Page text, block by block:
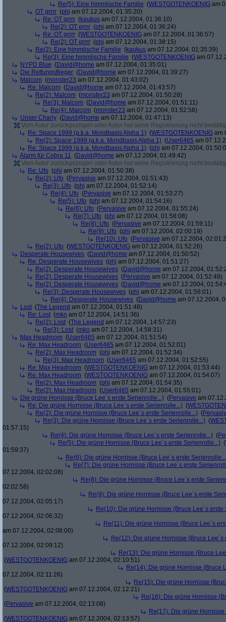
Re(5): Eine himmlische Familie (WESTGOTENKOENIG am
OT grrrr (phj am 07.12.2004, 01:35:20)
Re: OT grrrr (kaukus am 07.12.2004, 01:36:10)
Re(2): OT grrrr (phj am 07.12.2004, 01:36:24)
Re: OT grrrr (WESTGOTENKOENIG am 07.12.2004, 01:36:57)
Re(2): OT grrrr (phj am 07.12.2004, 01:38:15)
Re(2): Eine himmlische Familie (kaukus am 07.12.2004, 01:35:39)
Re(3): Eine himmlische Familie (WESTGOTENKOENIG am
NYPD Blue (David@home am 07.12.2004, 01:35:01)
Die Rettungsflieger (David@home am 07.12.2004, 01:39:27)
Malcom (monster23 am 07.12.2004, 01:43:02)
Re: Malcom (David@home am 07.12.2004, 01:43:57)
Re(2): Malcom (monster23 am 07.12.2004, 01:50:28)
Re(3): Malcom (David@home am 07.12.2004, 01:51:11)
Re(4): Malcom (monster23 am 07.12.2004, 01:52:58)
Unser Charly (David@home am 07.12.2004, 01:47:13)
Vom Autor zurückgezogen oder Autor hat seine Registrierung nicht
Re: Space 1999 (a.k.a. Mondbasis Alpha 1) (WESTGOTENKOENIG am
Re(2): Space 1999 (a.k.a. Mondbasis Alpha 1) (User6465 am
Re: Space 1999 (a.k.a. Mondbasis Alpha 1) (phj am 07.12.2004,
Alarm für Cobra 11 (David@home am 07.12.2004, 01:49:42)
Vom Autor zurückgezogen oder Autor hat seine Registrierung nicht
Re: Ufo (phj am 07.12.2004, 01:50:38)
Re(2): Ufo (Pervasive am 07.12.2004, 01:51:43)
Re(3): Ufo (phj am 07.12.2004, 01:52:14)
Re(4): Ufo (Pervasive am 07.12.2004, 01:53:27)
Re(5): Ufo (phj am 07.12.2004, 01:54:16)
Re(6): Ufo (Pervasive am 07.12.2004, 01:55:24)
Re(7): Ufo (phj am 07.12.2004, 01:58:08)
Re(8): Ufo (Pervasive am 07.12.2004, 01:59:11)
Re(9): Ufo (phj am 07.12.2004, 02:00:19)
Re(10): Ufo (Pervasive am 07.12.2004,
Re(2): Ufo (WESTGOTENKOENIG am 07.12.2004, 01:52:26)
Desperate Housewives (David@home am 07.12.2004, 01:50:52)
Re: Desperate Housewives (phj am 07.12.2004, 01:51:27)
Re(2): Desperate Housewives (David@home am 07.12.2004,
Re(2): Desperate Housewives (Pervasive am 07.12.2004, 01:52:49)
Re(2): Desperate Housewives (David@home am 07.12.2004,
Re(3): Desperate Housewives (phj am 07.12.2004, 01:56:01)
Re(4): Desperate Housewives (David@home am 07.12.2004,
Lost (The Legend am 07.12.2004, 01:51:48)
Re: Lost (mko am 07.12.2004, 14:51:36)
Re(2): Lost (The Legend am 07.12.2004, 14:57:23)
Re(3): Lost (mko am 07.12.2004, 14:58:31)
Max Headroom (User6465 am 07.12.2004, 01:51:54)
Re: Max Headroom (User6465 am 07.12.2004, 01:52:01)
Re(2): Max Headroom (phj am 07.12.2004, 01:52:34)
Re(3): Max Headroom (User6465 am 07.12.2004, 01:52:55)
Re: Max Headroom (WESTGOTENKOENIG am 07.12.2004, 01:53:44)
Re: Max Headroom (WESTGOTENKOENIG am 07.12.2004, 01:54:07)
Re(2): Max Headroom (phj am 07.12.2004, 01:54:35)
Re(2): Max Headroom (User6465 am 07.12.2004, 01:55:01)
Die grüne Hornisse (Bruce Lee´s erste Serienrolle...) (Pervasive am
Re: Die grüne Hornisse (Bruce Lee´s erste Serienrolle...) (
Re(2): Die grüne Hornisse (Bruce Lee´s erste Serienrolle...) (
Re(3): Die grüne Hornisse (Bruce Lee´s erste Serienrolle...) (
01:57:15)
Re(4): Die grüne Hornisse (Bruce Lee´s erste Serienrolle...) (
Re(5): Die grüne Hornisse (Bruce Lee´s erste Serienrolle...) (
01:59:37)
Re(6): Die grüne Hornisse (Bruce Lee´s erste
Re(7): Die grüne Hornisse (Bruce Lee´s erste
07.12.2004, 02:02:08)
Re(8): Die grüne Hornisse (Bruce Lee´s erste
02:02:58)
Re(9): Die grüne Hornisse (Bruce Lee´s erste
07.12.2004, 02:05:17)
Re(10): Die grüne Hornisse (Bruce Lee´s erste
07.12.2004, 02:06:32)
Re(11): Die grüne Hornisse (Bruce Lee´s
am 07.12.2004, 02:08:00)
Re(12): Die grüne Hornisse (Bruce
07.12.2004, 02:09:12)
Re(13): Die grüne Hornisse (Bruce
(WESTGOTENKOENIG am 07.12.2004, 02:10:51)
Re(14): Die grüne Hornisse (Bruce
07.12.2004, 02:11:26)
Re(15): Die grüne Hornisse
(WESTGOTENKOENIG am 07.12.2004, 02:12:21)
Re(16): Die grüne Hornisse
(Pervasive am 07.12.2004, 02:13:08)
Re(17): Die grüne
(WESTGOTENKOENIG am 07.12.2004, 02:13:57)